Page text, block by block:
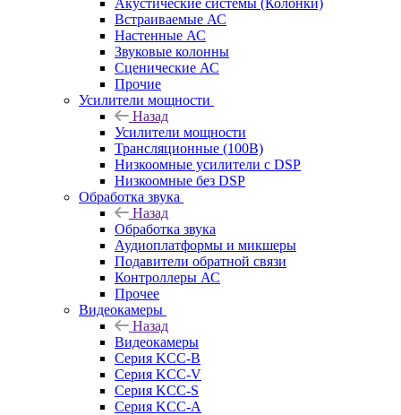
Акустические системы (Колонки)
Встраиваемые АС
Настенные АС
Звуковые колонны
Сценические АС
Прочие
Усилители мощности
Назад
Усилители мощности
Трансляционные (100В)
Низкоомные усилители с DSP
Низкоомные без DSP
Обработка звука
Назад
Обработка звука
Аудиоплатформы и микшеры
Подавители обратной связи
Контроллеры АС
Прочее
Видеокамеры
Назад
Видеокамеры
Серия KCC-B
Серия KCC-V
Серия KCC-S
Серия KCC-A